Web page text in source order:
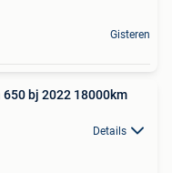
Gisteren
bj 2022 18000km
Details